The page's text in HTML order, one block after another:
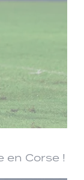
en Corse !